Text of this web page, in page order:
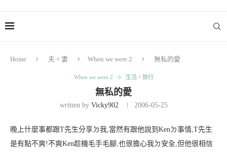
Home 夫。妻 When we were 2 無私的愛
When we were 2 生活。旅行
無私的愛
written by Vicky902 2006-05-25
晚上什麼事都跟T先生分享ㄉ我,當然有跟他說到Kenㄉ事情,T先生
是有點不爽!不爽Ken趁機毛手毛腳,也很擔心我ㄉ安全,但他很相信